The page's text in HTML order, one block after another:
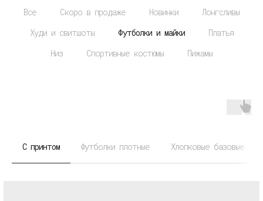
Все Скоро в продаже Новинки
Лонгсливы
Худи и свитшоты
Футболки и майки
Платья
Низ
Спортивные костюмы Пижамы
С принтом Футболки плотные Хлопковые базовые